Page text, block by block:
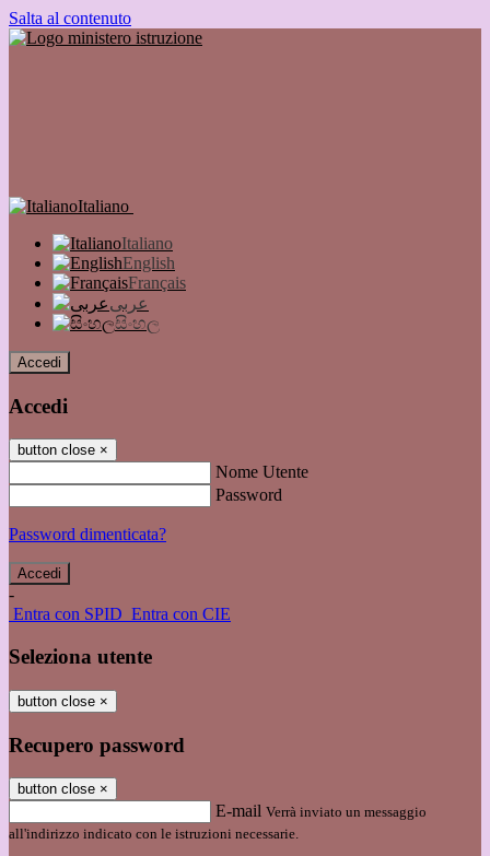
Salta al contenuto
Italiano
Italiano
English
Français
عربى
සිංහල
Accedi
Accedi
button close ×
Nome Utente
Password
Password dimenticata?
-
Entra con SPID Entra con CIE
Seleziona utente
button close ×
Recupero password
button close ×
E-mail Verrà inviato un messaggio
all'indirizzo indicato con le istruzioni necessarie.